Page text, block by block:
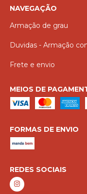
NAVEGAÇÃO
Armação de grau
Duvidas - Armação
Frete e envio
MEIOS DE
FORMAS DE ENVIO
REDES SOCIAIS